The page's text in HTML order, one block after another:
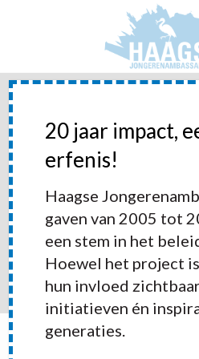
20 jaar impact,
erfenis!
Haagse
gaven van 2005 tot
een stem in het
Hoewel het project
hun invloed
initiatieven én
generaties.